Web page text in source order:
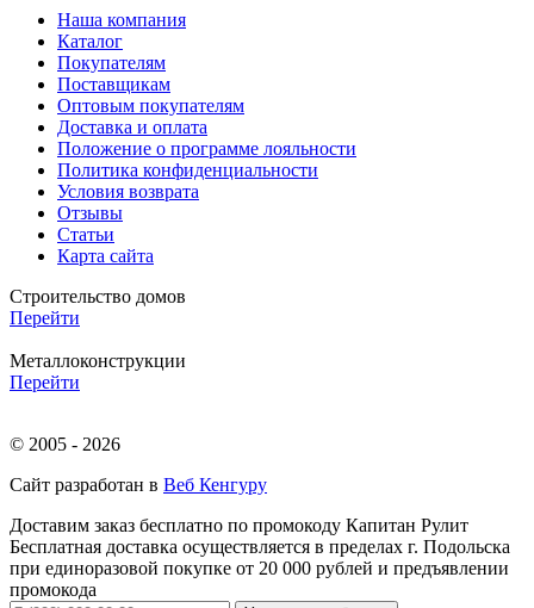
Наша компания
Каталог
Покупателям
Поставщикам
Оптовым покупателям
Доставка и оплата
Положение о программе лояльности
Политика конфиденциальности
Условия возврата
Отзывы
Статьи
Карта сайта
Строительство домов
Перейти
Металлоконструкции
Перейти
© 2005 - 2026
Сайт разработан в Веб Кенгуру
Доставим заказ бесплатно по промокоду Капитан Рулит
Бесплатная доставка осуществляется в пределах г. Подольска
при единоразовой покупке от 20 000 рублей и предъявлении
промокода